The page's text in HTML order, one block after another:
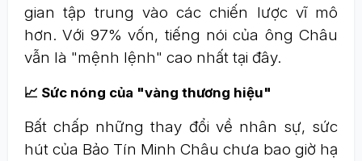
gian tập trung vào các chiến lược vĩ mô
hơn. Với 97% vốn, tiếng nói của ông Châu
vẫn là "mệnh lệnh" cao nhất tại đây.
📈 Sức nóng của "vàng thương hiệu"
Bất chấp những thay đổi về nhân sự, sức
hút của Bảo Tín Minh Châu chưa bao giờ hạ